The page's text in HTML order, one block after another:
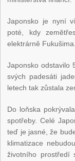
Japonsko je nyní
poté, kdy
elektrárně Fukušima.
Japonsko odstavilo
svých padesáti
letech tak zůstala
Do loňska
spotřeby. Celé
teď je jasné, že
klimatizace
životního prostředí